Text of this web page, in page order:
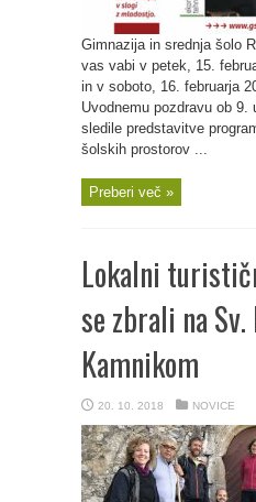
Gimnazija in srednja šolo
vas vabi v petek, 15.
in v soboto, 16. februarja
Uvodnemu pozdravu ob
sledile predstavitve
šolskih prostorov ...
Preberi več »
Lokalni
se zbrali na
Kamnikom
20. 10. 2018 NOVICE